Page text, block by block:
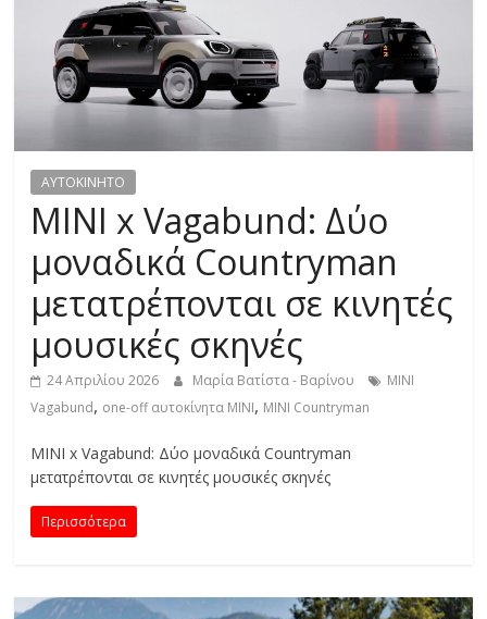
S
S
E
AYTOKINHTO
MINI x Vagabund: Δύο
μοναδικά Countryman
μετατρέπονται σε κινητές
μουσικές σκηνές
24 Απριλίου 2026 Μαρία Βατίστα - Βαρίνου
MINI
Vagabund, one-off αυτοκίνητα MINI, ΜΙΝΙ Countryman
MINI x Vagabund: Δύο μοναδικά Countryman
μετατρέπονται σε κινητές μουσικές σκηνές
Περισσότερα